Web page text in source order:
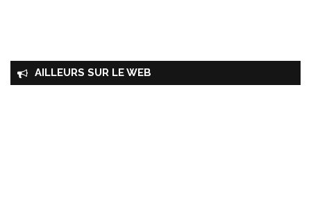
AILLEURS SUR LE WEB